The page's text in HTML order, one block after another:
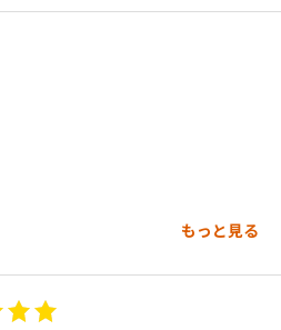
の30号で終了しました。
もっと見る